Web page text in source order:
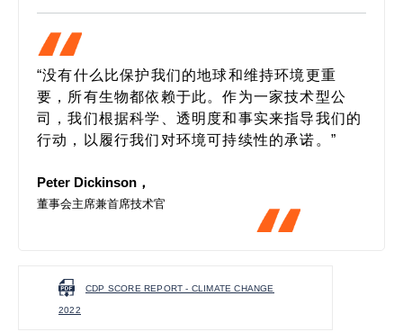
“没有什么比保护我们的地球和维持环境更重
要，所有生物都依赖于此。作为一家技术型公
司，我们根据科学、透明度和事实来指导我们的
行动，以履行我们对环境可持续性的承诺。”
Peter Dickinson，
董事会主席兼首席技术官
CDP SCORE REPORT - CLIMATE CHANGE
2022